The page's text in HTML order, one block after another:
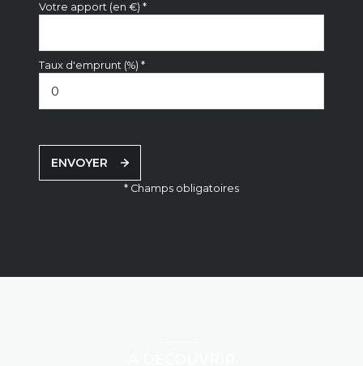
Votre apport (en €) *
Taux d'emprunt (%) *
ENVOYER
* Champs obligatoires